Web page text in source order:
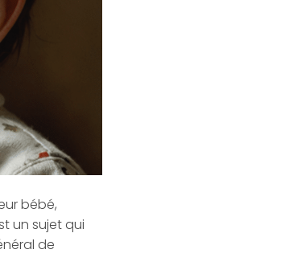
bébé,
un sujet qui
de